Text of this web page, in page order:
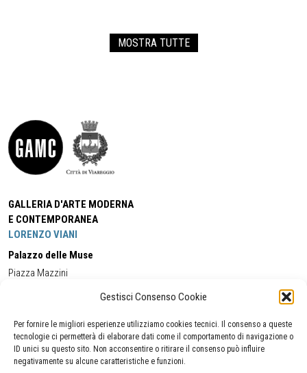
Gestisci Consenso Cookie
Per fornire le migliori esperienze utilizziamo cookies tecnici. Il consenso a queste
tecnologie ci permetterà di elaborare dati come il comportamento di navigazione o
ID unici su questo sito. Non acconsentire o ritirare il consenso può influire
negativamente su alcune caratteristiche e funzioni.
MOSTRA TUTTE
GALLERIA D'ARTE MODERNA
E CONTEMPORANEA
LORENZO VIANI
Palazzo delle Muse
Piazza Mazzini
Cell:+39 338 5714978 (orario apertura Galleria)
Tel:
+39 0584 944580
(orario 09.00/13.00)
Email:gamc@comune.viareggio.lu.it